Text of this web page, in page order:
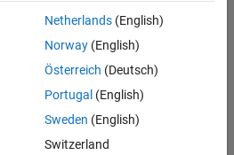
Netherlands(English)
Norway(English)
Österreich (Deutsch)
Portugal (English)
Sweden (English)
Switzerland
Marcas comerciales
Antipiratería
Estado de las aplicaciones
Inc.